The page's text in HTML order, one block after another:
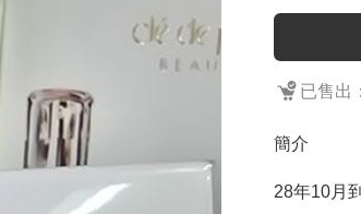
已售出
簡介
28年10月